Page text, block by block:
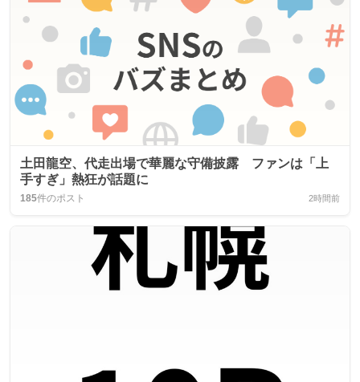
土田龍空、代走出場で華麗な守備披露 ファンは「上
手すぎ」熱狂が話題に
185件のポスト 2時間前